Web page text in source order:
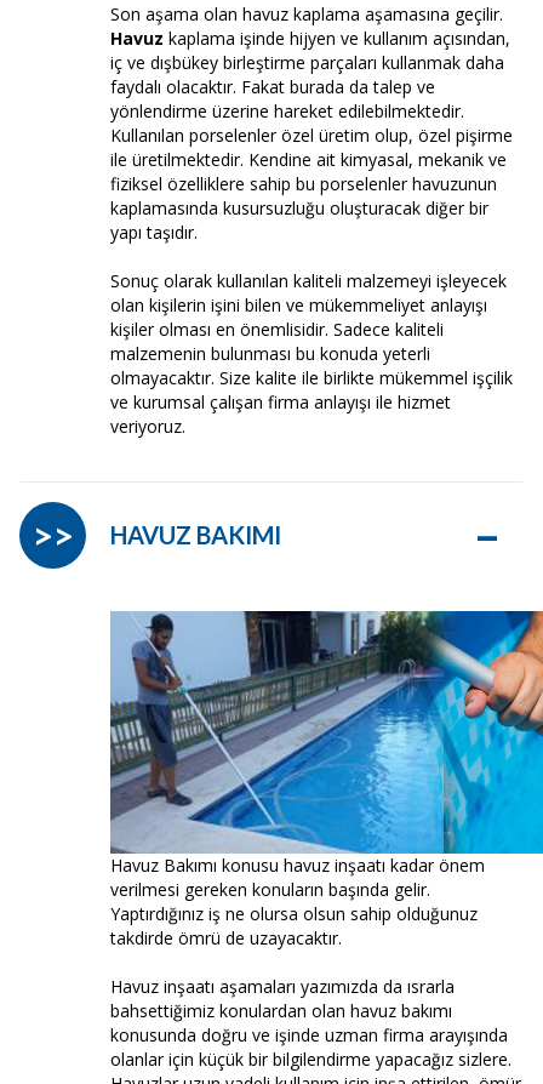
Son aşama olan havuz kaplama aşamasına geçilir.
Havuz kaplama işinde hijyen ve kullanım açısından,
iç ve dışbükey birleştirme parçaları kullanmak daha
faydalı olacaktır. Fakat burada da talep ve
yönlendirme üzerine hareket edilebilmektedir.
Kullanılan porselenler özel üretim olup, özel pişirme
ile üretilmektedir. Kendine ait kimyasal, mekanik ve
fiziksel özelliklere sahip bu porselenler havuzunun
kaplamasında kusursuzluğu oluşturacak diğer bir
yapı taşıdır.
Sonuç olarak kullanılan kaliteli malzemeyi işleyecek
olan kişilerin işini bilen ve mükemmeliyet anlayışı
kişiler olması en önemlisidir. Sadece kaliteli
malzemenin bulunması bu konuda yeterli
olmayacaktır. Size kalite ile birlikte mükemmel işçilik
ve kurumsal çalışan firma anlayışı ile hizmet
veriyoruz.
HAVUZ BAKIMI –
>>
Havuz Bakımı konusu havuz inşaatı kadar önem
verilmesi gereken konuların başında gelir.
Yaptırdığınız iş ne olursa olsun sahip olduğunuz
takdirde ömrü de uzayacaktır.
Havuz inşaatı aşamaları yazımızda da ısrarla
bahsettiğimiz konulardan olan havuz bakımı
konusunda doğru ve işinde uzman firma arayışında
olanlar için küçük bir bilgilendirme yapacağız sizlere.